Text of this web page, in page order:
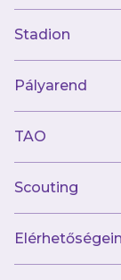
Stadion
Pályarend
TAO
Scouting
Múltunk
Jelenünk
Meccseink
Híreink
Csapataink
Galéria